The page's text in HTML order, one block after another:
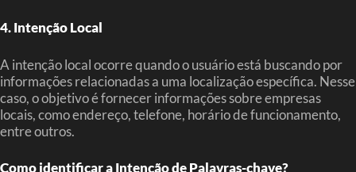
4. Intenção Local
A intenção local ocorre quando o usuário está buscando por
informações relacionadas a uma localização específica. Nesse
caso, o objetivo é fornecer informações sobre empresas
locais, como endereço, telefone, horário de funcionamento,
entre outros.
Como identificar a Intenção de Palavras-chave?